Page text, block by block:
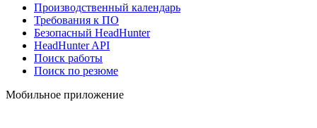
Производственный календарь
Требования к ПО
Безопасный HeadHunter
HeadHunter API
Поиск работы
Поиск по резюме
Мобильное приложение